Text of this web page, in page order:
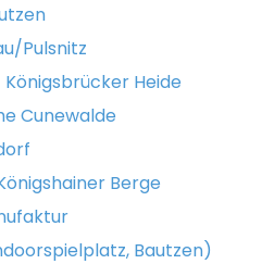
Pulsnitz
Heide
Cunewalde
Berge
Bautzen)